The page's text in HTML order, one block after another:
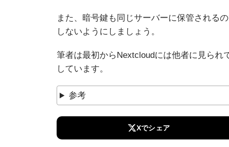
また、暗号鍵も同じサーバーに保管される
しないようにしましょう。
筆者は最初からNextcloudには他者に見られ
しています。
参考
Xでシェア